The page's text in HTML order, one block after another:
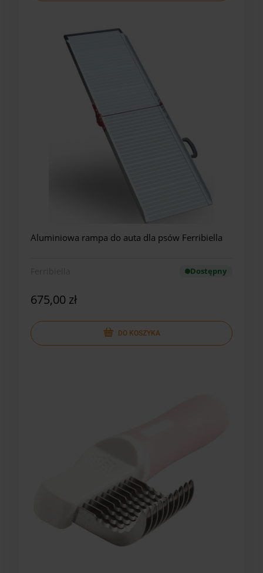
Aluminiowa rampa do auta dla psów Ferribiella
Dostępny
675,00 zł
DO KOSZYKA